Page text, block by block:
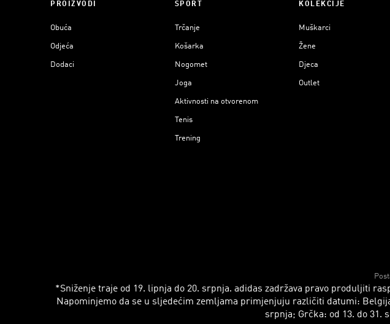
PROIZVODI
Obuća
Odjeća
Dodaci
SPORT
Trčanje
Košarka
Nogomet
Joga
Aktivnosti na otvorenom
Tenis
Trening
KOLEKCIJE
Muškarci
Žene
Djeca
Outlet
*Sniženje traje od 19. lipnja do 20. srpnja. adidas zadržava pravo produljiti
Napominjemo da se u sljedećim zemljama primjenjuju različiti datumi:
srpnja; Grčka: od 13. do 31.